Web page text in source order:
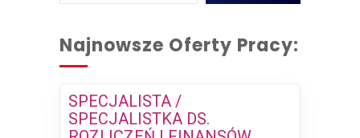
Najnowsze Oferty Pracy:
SPECJALISTA /
SPECJALISTKA DS.